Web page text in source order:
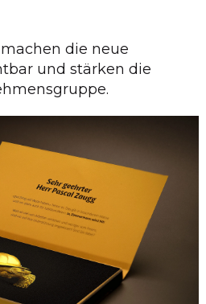
die neue
und stärken die